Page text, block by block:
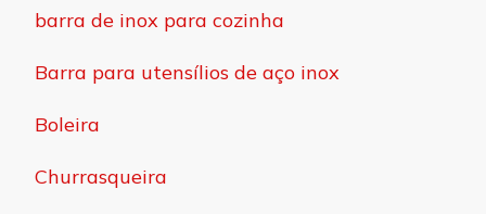
barra de inox para cozinha
Barra para utensílios de aço inox
Boleira
Churrasqueira